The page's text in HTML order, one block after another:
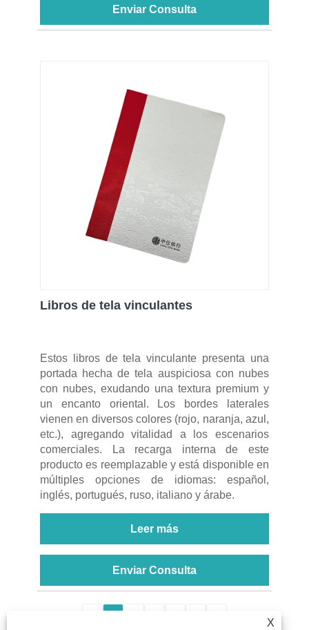
Enviar Consulta
Libros de tela vinculantes
Estos libros de tela vinculante presenta una
portada hecha de tela auspiciosa con nubes
con nubes, exudando una textura premium y
un encanto oriental. Los bordes laterales
vienen en diversos colores (rojo, naranja, azul,
etc.), agregando vitalidad a los escenarios
comerciales. La recarga interna de este
producto es reemplazable y está disponible en
múltiples opciones de idiomas: español,
inglés, portugués, ruso, italiano y árabe.
Leer más
Enviar Consulta
1
X